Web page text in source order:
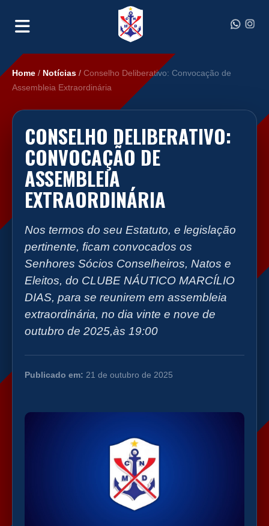
Home / Notícias / Conselho Deliberativo: Convocação de
Assembleia Extraordinária
CONSELHO DELIBERATIVO:
CONVOCAÇÃO DE
ASSEMBLEIA
EXTRAORDINÁRIA
Nos termos do seu Estatuto, e legislação
pertinente, ficam convocados os
Senhores Sócios Conselheiros, Natos e
Eleitos, do CLUBE NÁUTICO MARCÍLIO
DIAS, para se reunirem em assembleia
extraordinária, no dia vinte e nove de
outubro de 2025,às 19:00
Publicado em: 21 de outubro de 2025